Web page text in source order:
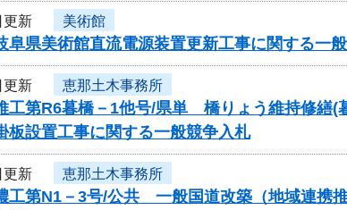
更新 美術館
阜県美術館直流電源装置更新工事に関する一
更新 恵那土木事務所
工第R6暮橋－1他号/県単 橋りょう維持修繕
板設置工事に関する一般競争入札
更新 恵那土木事務所
工第N1－3号/公共 一般国道改築（地域連